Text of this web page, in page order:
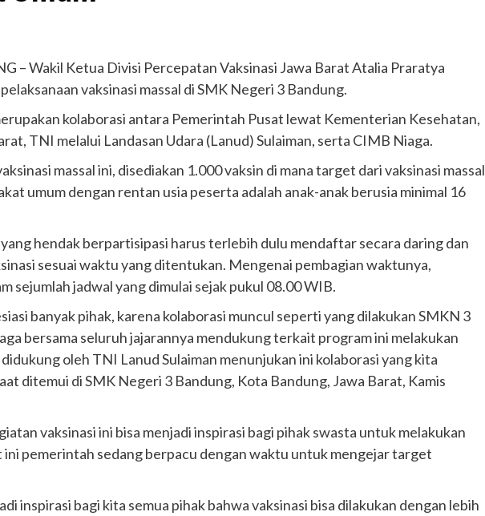
– Wakil Ketua Divisi Percepatan Vaksinasi Jawa Barat Atalia Praratya
vaksinasi massal di SMK Negeri 3 Bandung.
kolaborasi antara Pemerintah Pusat lewat Kementerian Kesehatan,
TNI melalui Landasan Udara (Lanud) Sulaiman, serta CIMB Niaga.
massal ini, disediakan 1.000 vaksin di mana target dari vaksinasi massal
umum dengan rentan usia peserta adalah anak-anak berusia minimal 16
hendak berpartisipasi harus terlebih dulu mendaftar secara daring dan
sesuai waktu yang ditentukan. Mengenai pembagian waktunya,
sejumlah jadwal yang dimulai sejak pukul 08.00 WIB.
banyak pihak, karena kolaborasi muncul seperti yang dilakukan SMKN 3
bersama seluruh jajarannya mendukung terkait program ini melakukan
oleh TNI Lanud Sulaiman menunjukan ini kolaborasi yang kita
ditemui di SMK Negeri 3 Bandung, Kota Bandung, Jawa Barat, Kamis
vaksinasi ini bisa menjadi inspirasi bagi pihak swasta untuk melakukan
ini pemerintah sedang berpacu dengan waktu untuk mengejar target
inspirasi bagi kita semua pihak bahwa vaksinasi bisa dilakukan dengan lebih